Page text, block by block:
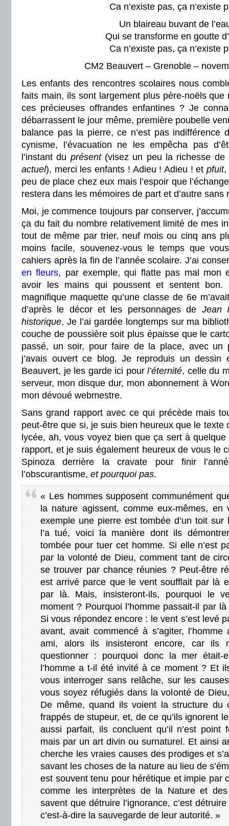
Ca n’existe pas, ça n’existe
Un blaireau buvant de
Qui se transforme en goutte
Ca n’existe pas, ça n’existe
CM2 Beauvert – Grenoble –
Les enfants des rencontres scolaires nous
faits main, ils sont largement plus père-noëls que
ces précieuses offrandes enfantines ? Je
débarrassent le jour même, première poubelle
balance pas la pierre, ce n’est pas indifférence
cynisme, l’évacuation ne les empêcha pas
l’instant du présent(visez un peu la richesse
actuel), merci les enfants ! Adieu ! Adieu ! etpfuit,
peu de place chez eux mais l’espoir que
restera dans les mémoires de part et d’autre sans
Moi, je commence toujours par conserver,
ça du fait du nombre relativement limité de mes
tout de même par trier, neuf mois ou cinq ans
moins facile, souvenez-vous le temps que
cahiers après la fin de l’année scolaire. J’ai
en fleurs, par exemple, qui flatte pas mal mon
avoir les mains qui poussent et sentent
magnifique maquette qu’une classe de 6e
d’après le décor et les personnages de Jean
historique. Je l’ai gardée longtemps sur ma
couche de poussière soit plus épaisse que le
passé, un soir, pour faire de la place, avec un
j’avais ouvert ce blog. Je reproduis un dessin
Beauvert, je les garde ici pour l’éternité, celle du
serveur, mon disque dur, mon abonnement à
mon dévoué webmestre.
Sans grand rapport avec ce qui précède mais
peut-être que si, je suis bien heureux que le texte
lycée, ah, vous voyez bien que ça sert à quelque
rapport, et je suis également heureux de vous le
Spinoza derrière la cravate pour finir
l’obscurantisme, et pourquoi pas.
« Les hommes supposent communément
la nature agissent, comme eux-mêmes,
exemple une pierre est tombée d’un toit sur
l’a tué, voici la manière dont ils
tombée pour tuer cet homme. Si elle n’est
par la volonté de Dieu, comment tant de
se trouver par chance réunies ? Peut-être
est arrivé parce que le vent soufflait par là
par là. Mais, insisteront-ils, pourquoi le
moment ? Pourquoi l’homme passait-il par
Si vous répondez encore : le vent s’est levé
avant, avait commencé à s’agiter,
ami, alors ils insisteront encore, car ils
questionner : pourquoi donc la mer était-
l’homme a t-il été invité à ce moment ? Et
vous interroger sans relâche, sur les
vous soyez réfugiés dans la volonté de
De même, quand ils voient la structure du
frappés de stupeur, et, de ce qu’ils ignorent
aussi parfait, ils concluent qu’il n’est point
mais par un art divin ou surnaturel. Et ainsi
cherche les vraies causes des prodiges et
savant les choses de la nature au lieu de
est souvent tenu pour hérétique et impie par
comme les interprètes de la Nature et des
savent que détruire l’ignorance, c’est
c’est-à-dire la sauvegarde de leur autorité. »